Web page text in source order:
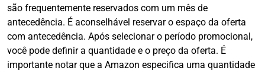
são frequentemente reservados com um mês de
antecedência. É aconselhável reservar o espaço da oferta
com antecedência. Após selecionar o período promocional,
você pode definir a quantidade e o preço da oferta. É
importante notar que a Amazon especifica uma quantidade